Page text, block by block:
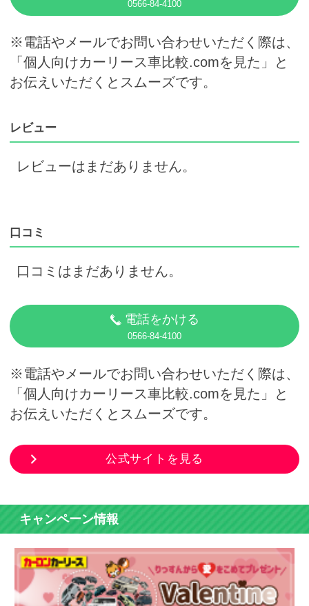
0566-84-4100
※電話やメールでお問い合わせいただく際は、
「個人向けカーリース車比較.comを見た」と
お伝えいただくとスムーズです。
レビュー
レビューはまだありません。
口コミ
口コミはまだありません。
電話をかける
0566-84-4100
※電話やメールでお問い合わせいただく際は、
「個人向けカーリース車比較.comを見た」と
お伝えいただくとスムーズです。
公式サイトを見る
キャンペーン情報